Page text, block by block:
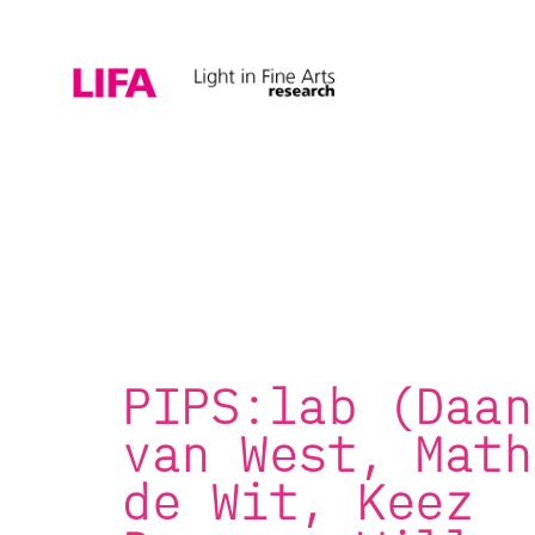
PIPS:lab (Daan
van West,
de Wit, Keez